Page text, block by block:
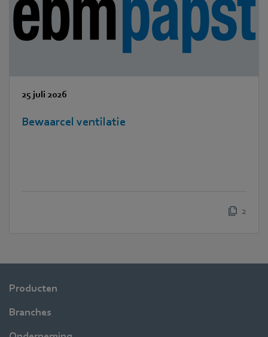
25 juli 2026
Bewaarcel ventilatie
2
Producten
Branches